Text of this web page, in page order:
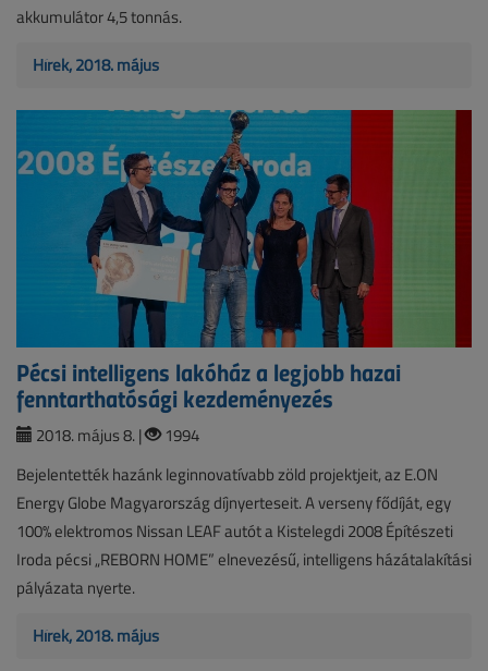
akkumulátor 4,5 tonnás.
Hírek, 2018. május
Pécsi intelligens lakóház a legjobb hazai
fenntarthatósági kezdeményezés
2018. május 8. |
1994
Bejelentették hazánk leginnovatívabb zöld projektjeit, az E.ON
Energy Globe Magyarország díjnyerteseit. A verseny fődíját, egy
100% elektromos Nissan LEAF autót a Kistelegdi 2008 Építészeti
Iroda pécsi „REBORN HOME” elnevezésű, intelligens házátalakítási
pályázata nyerte.
Hírek, 2018. május